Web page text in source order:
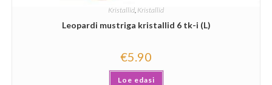
Kristallid Kristallid
Leopardi mustriga kristallid 6 tk-i (L)
€5.90
Loe edasi